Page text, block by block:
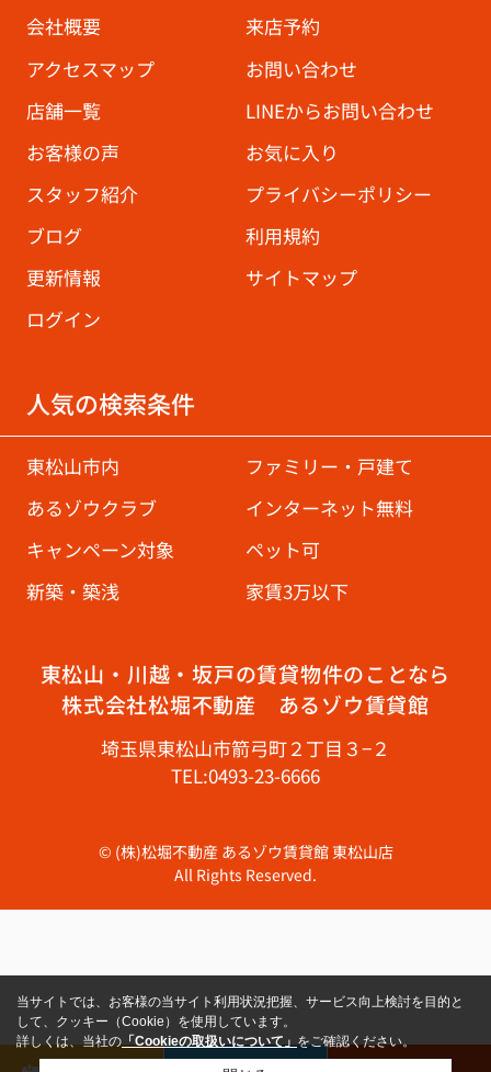
会社概要
来店予約
アクセスマップ
お問い合わせ
店舗一覧
LINEからお問い合わせ
お客様の声
お気に入り
スタッフ紹介
プライバシーポリシー
ブログ
利用規約
更新情報
サイトマップ
ログイン
人気の検索条件
東松山市内
ファミリー・戸建て
あるゾウクラブ
インターネット無料
キャンペーン対象
ペット可
新築・築浅
家賃3万以下
東松山・川越・坂戸の賃貸物件のことなら
株式会社松堀不動産 あるゾウ賃貸館
埼玉県東松山市箭弓町２丁目３−２
TEL:0493-23-6666
© (株)松堀不動産 あるゾウ賃貸館 東松山店
All Rights Reserved.
当サイトでは、お客様の当サイト利用状況把握、サービス向上検討を目的と
して、クッキー（Cookie）を使用しています。
詳しくは、当社の 「Cookieの取扱いについて」 をご確認ください。